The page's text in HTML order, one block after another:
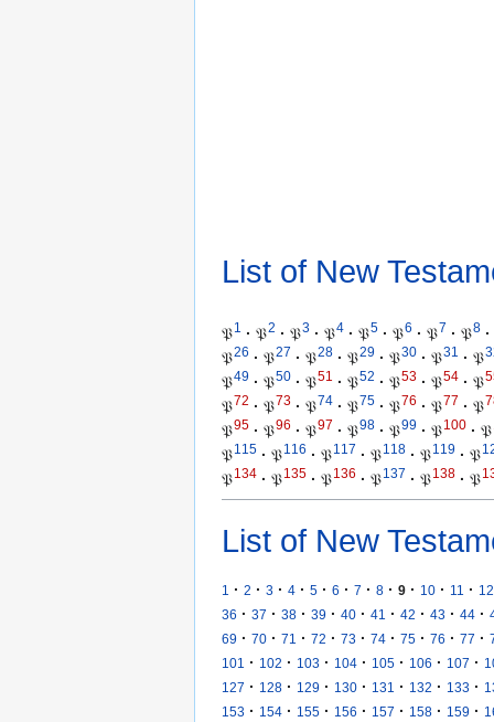
List of New
𝔓1 · 𝔓2 · 𝔓3 · 𝔓4 · 𝔓5 · 𝔓6 · 𝔓7 · 𝔓8 ·
𝔓26 · 𝔓27 · 𝔓28 · 𝔓29 · 𝔓30 · 𝔓31 · 𝔓
𝔓49 · 𝔓50 · 𝔓51 · 𝔓52 · 𝔓53 · 𝔓54 · 𝔓
𝔓72 · 𝔓73 · 𝔓74 · 𝔓75 · 𝔓76 · 𝔓77 · 𝔓
𝔓95 · 𝔓96 · 𝔓97 · 𝔓98 · 𝔓99 · 𝔓100 · 𝔓
𝔓115 · 𝔓116 · 𝔓117 · 𝔓118 · 𝔓119 · 𝔓
𝔓134 · 𝔓135 · 𝔓136 · 𝔓137 · 𝔓138 · 𝔓
List of New
1 · 2 · 3 · 4 · 5 · 6 · 7 · 8 · 9 · 10 · 11 · 12
36 · 37 · 38 · 39 · 40 · 41 · 42 · 43 · 44 ·
69 · 70 · 71 · 72 · 73 · 74 · 75 · 76 · 77 ·
101
· 102 · 103 · 104 · 105 · 106 · 107 ·
127 · 128 · 129 · 130 · 131 · 132 · 133 ·
153 · 154 · 155 · 156 · 157 · 158 · 159 ·